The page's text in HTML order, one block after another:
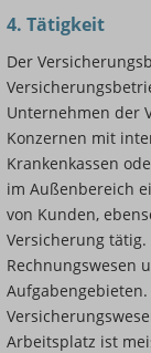
4. Tätigkeit
Der
Unternehmen der
Konzernen mit
Krankenkassen
im Außenbereich
von Kunden,
Versicherung
Rechnungswesen
Arbeitsplatz ist